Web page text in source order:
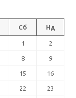
Сб Нд
1 2
8 9
15 16
22 23